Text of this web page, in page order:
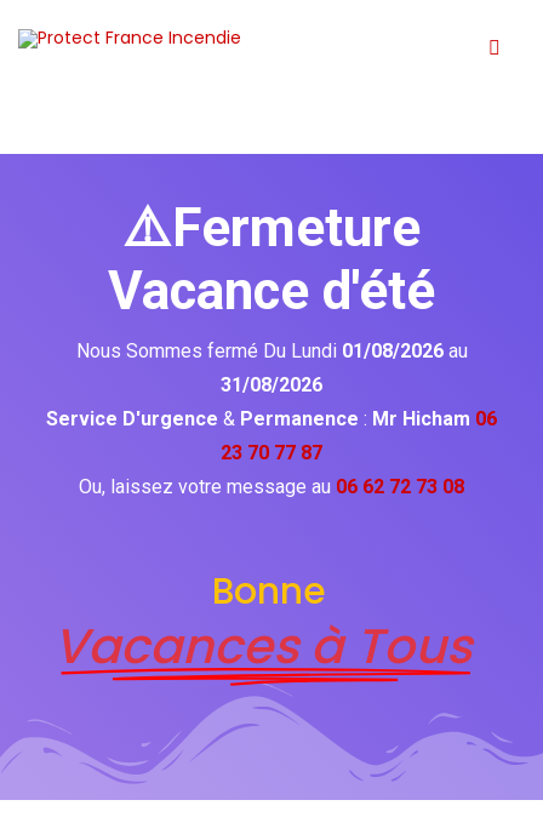
⚠️Fermeture
Vacance d'été
Nous Sommes fermé Du Lundi 01/08/2026 au
31/08/2026
Service D'urgence & Permanence : Mr Hicham 06
23 70 77 87
Ou, laissez votre message au 06 62 72 73 08
Bonne
Vacances à Tous